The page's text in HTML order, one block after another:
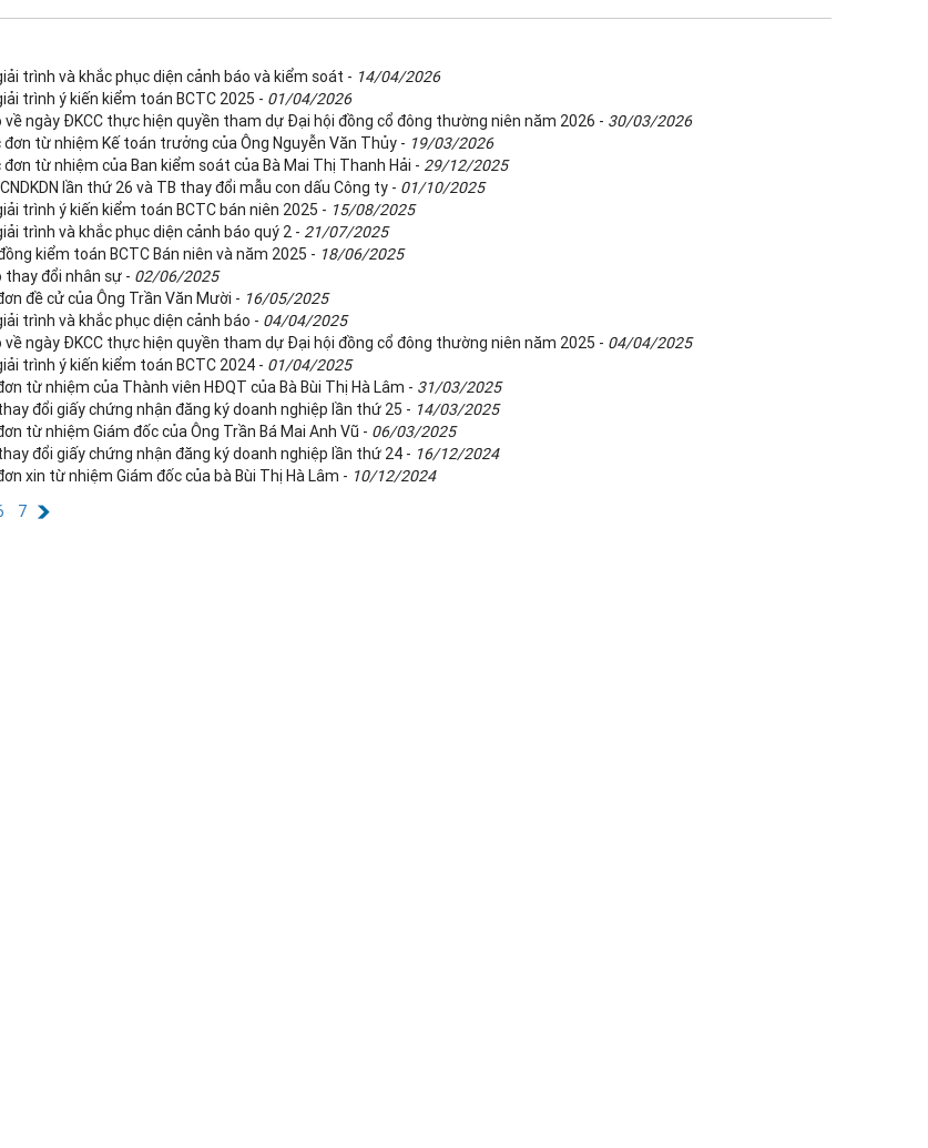
trình và khắc phục diện cảnh báo và kiểm soát - 14/04/2026
trình ý kiến kiểm toán BCTC 2025 - 01/04/2026
về ngày ĐKCC thực hiện quyền tham dự Đại hội đồng cổ đông thường niên năm 2026 - 30/03/2026
đơn từ nhiệm Kế toán trưởng của Ông Nguyễn Văn Thủy - 19/03/2026
đơn từ nhiệm của Ban kiểm soát của Bà Mai Thị Thanh Hải - 29/12/2025
lần thứ 26 và TB thay đổi mẫu con dấu Công ty - 01/10/2025
trình ý kiến kiểm toán BCTC bán niên 2025 - 15/08/2025
trình và khắc phục diện cảnh báo quý 2 - 21/07/2025
kiểm toán BCTC Bán niên và năm 2025 - 18/06/2025
thay đổi nhân sự - 02/06/2025
đề cử của Ông Trần Văn Mười - 16/05/2025
trình và khắc phục diện cảnh báo - 04/04/2025
về ngày ĐKCC thực hiện quyền tham dự Đại hội đồng cổ đông thường niên năm 2025 - 04/04/2025
trình ý kiến kiểm toán BCTC 2024 - 01/04/2025
từ nhiệm của Thành viên HĐQT của Bà Bùi Thị Hà Lâm - 31/03/2025
đổi giấy chứng nhận đăng ký doanh nghiệp lần thứ 25 - 14/03/2025
từ nhiệm Giám đốc của Ông Trần Bá Mai Anh Vũ - 06/03/2025
đổi giấy chứng nhận đăng ký doanh nghiệp lần thứ 24 - 16/12/2024
xin từ nhiệm Giám đốc của bà Bùi Thị Hà Lâm - 10/12/2024
7